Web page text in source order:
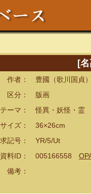
[
： 豊國（歌川国貞
： 版画
マ： 怪異・妖怪・霊
ズ： 36×26cm
記号： YR/5/Ut
ID： 005166558
考：